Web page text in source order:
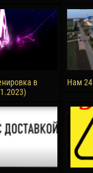
ASPRILLA
de OLIVEIRA
OLIVEIRA
28
10
Ivan
в
Нам